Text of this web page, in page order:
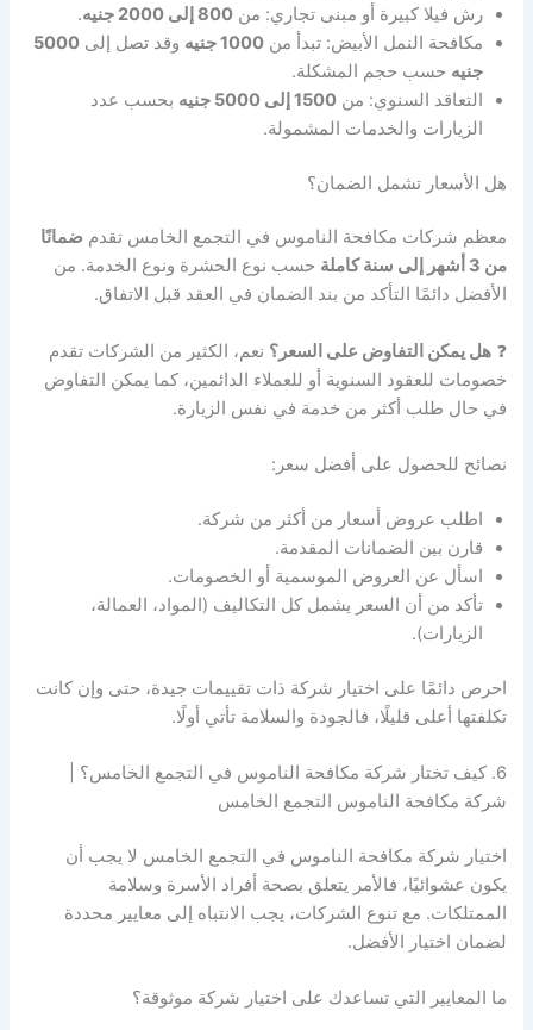
رش فيلا كبيرة أو مبنى تجاري: من800 إلى 2000 جنيه
.
مكافحة النمل الأبيض: تبدأ من1000 جنيه وقد تصل إلى5000
جنيه حسب حجم المشكلة.
التعاقد السنوي: من1500 إلى 5000 جنيه
بحسب عدد
الزيارات والخدمات المشمولة.
هل الأسعار تشمل الضمان؟
معظم شركات مكافحة الناموس في التجمع الخامس تقدم ضمانًا
من 3 أشهر إلى سنة كاملة
حسب نوع الحشرة ونوع الخدمة. من
الأفضل دائمًا التأكد من بند الضمان في العقد قبل الاتفاق.
❓هل يمكن التفاوض على السعر؟ نعم، الكثير من الشركات تقدم
خصومات للعقود السنوية أو للعملاء الدائمين، كما يمكن التفاوض
في حال طلب أكثر من خدمة في نفس الزيارة.
نصائح للحصول على أفضل سعر:
اطلب عروض أسعار من أكثر من شركة.
قارن بين الضمانات المقدمة.
اسأل عن العروض الموسمية أو الخصومات.
تأكد من أن السعر يشمل كل التكاليف (المواد، العمالة،
الزيارات).
احرص دائمًا على اختيار شركة ذات تقييمات جيدة، حتى وإن كانت
تكلفتها أعلى قليلًا، فالجودة والسلامة تأتي أولًا.
6. كيف تختار شركة مكافحة الناموس في التجمع الخامس؟ |
شركة مكافحة الناموس التجمع الخامس
اختيار شركة مكافحة الناموس في التجمع الخامس لا يجب أن
يكون عشوائيًا، فالأمر يتعلق بصحة أفراد الأسرة وسلامة
الممتلكات. مع تنوع الشركات، يجب الانتباه إلى معايير محددة
لضمان اختيار الأفضل.
ما المعايير التي تساعدك على اختيار شركة موثوقة؟